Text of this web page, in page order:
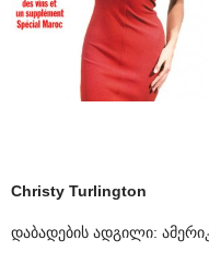
Christy Turlington
დაბადების ადგილი: